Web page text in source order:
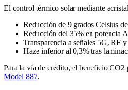
El control térmico solar mediante
Reducción de 9 grados Celsius
Reducción del 35% en potencia
Transparencia a señales 5G,
Haze inferior al 0,3% tras
Para la vía de crédito, el beneficio CO2
Model 887.